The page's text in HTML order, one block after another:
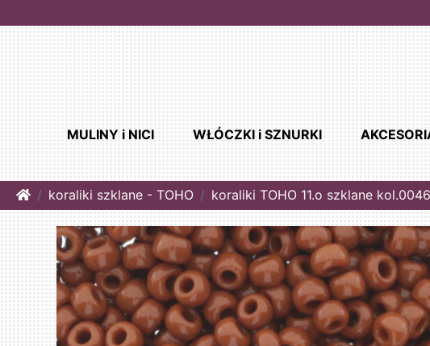
MULINY i NICI WŁÓCZKI i SZNURKI
Homekoraliki szklane - TOHO koraliki TOHO 11.o szklane